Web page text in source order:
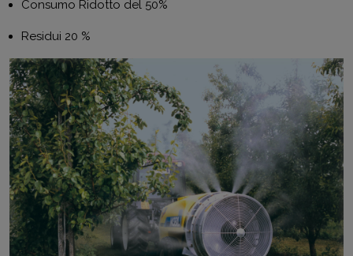
Consumo Ridotto del 50%
Residui 20 %